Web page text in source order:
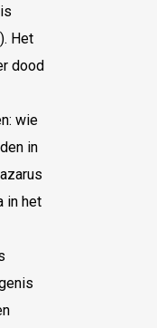
Het
dood
wie
in
in het